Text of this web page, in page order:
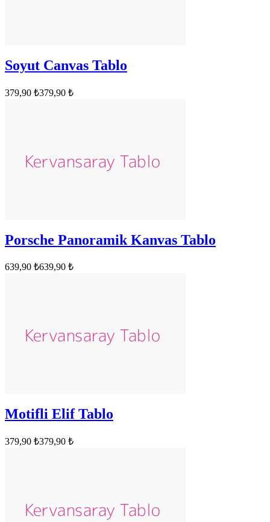
Soyut Canvas Tablo
379,90 ₺379,90 ₺
Porsche Panoramik Kanvas Tablo
639,90 ₺639,90 ₺
Motifli Elif Tablo
379,90 ₺379,90 ₺